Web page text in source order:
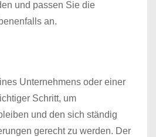
und passen Sie die
an.
Unternehmens oder einer
Schritt, um
und den sich ständig
gerecht zu werden. Der